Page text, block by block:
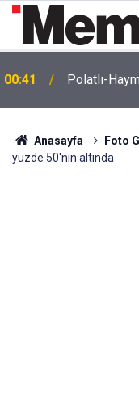
00:41 Polatlı-
Anasayfa Foto
yüzde 50'nin altında